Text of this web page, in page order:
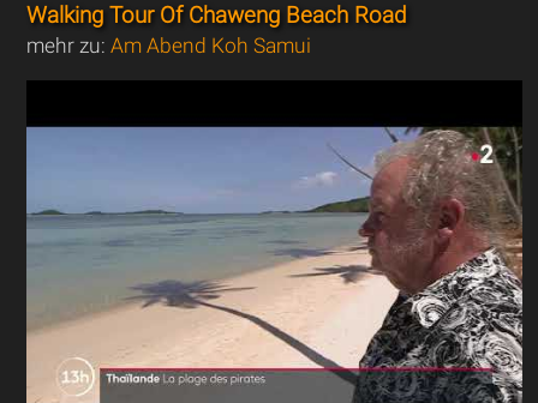
Walking Tour Of Chaweng Beach Road
mehr zu:Am Abend Koh Samui